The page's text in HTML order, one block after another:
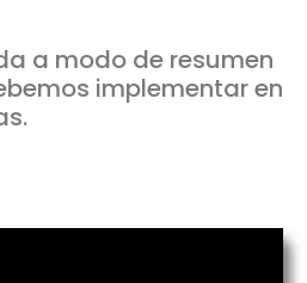
a modo de resumen
implementar en